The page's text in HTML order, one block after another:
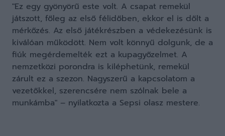
"Ez egy gyönyörű este volt. A csapat remekül
játszott, főleg az első félidőben, ekkor el is dőlt a
mérkőzés. Az első játékrészben a védekezésünk is
kiválóan működött. Nem volt könnyű dolgunk, de a
fiúk megérdemelték ezt a kupagyőzelmet. A
nemzetközi porondra is kiléphetünk, remekül
zárult ez a szezon. Nagyszerű a kapcsolatom a
vezetőkkel, szerencsére nem szólnak bele a
munkámba" – nyilatkozta a Sepsi olasz mestere.